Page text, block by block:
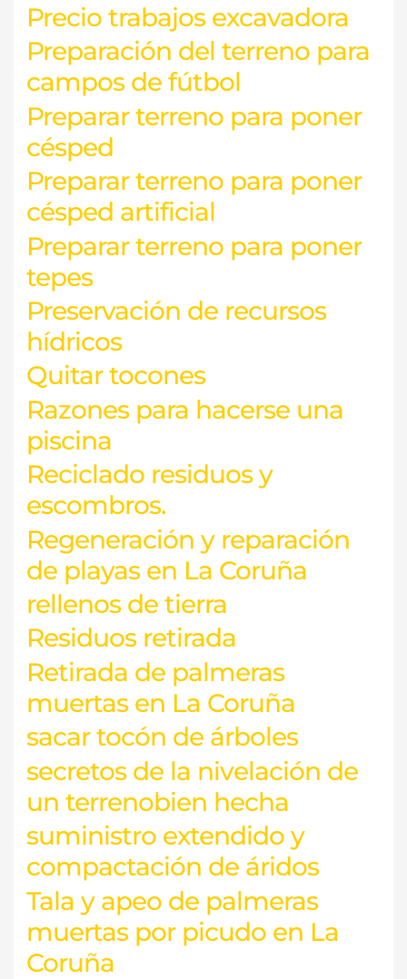
Precio trabajos excavadora
Preparación del terreno para
campos de fútbol
Preparar terreno para poner
césped
Preparar terreno para poner
césped artificial
Preparar terreno para poner
tepes
Preservación de recursos
hídricos
Quitar tocones
Razones para hacerse una
piscina
Reciclado residuos y
escombros.
Regeneración y reparación
de playas en La Coruña
rellenos de tierra
Residuos retirada
Retirada de palmeras
muertas en La Coruña
sacar tocón de árboles
secretos de la nivelación de
un terrenobien hecha
suministro extendido y
compactación de áridos
Tala y apeo de palmeras
muertas por picudo en La
Coruña